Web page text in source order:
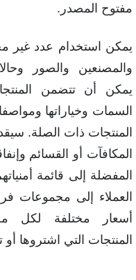
مفتوح المصدر.
يمكن استخدام عدد غير
والمصنعين والصور
يمكن أن تتضمن
السمات وخياراتها
المنتجات ذات الصلة.
المكافآت أو القسائم
المفضلة إلى قائمة
العملاء إلى مجموعات
أسعار مختلفة لكل
المنتجات التي اشتروها أو